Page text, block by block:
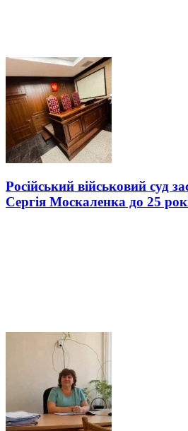
Російський військовий суд
Сергія Москаленка до 25